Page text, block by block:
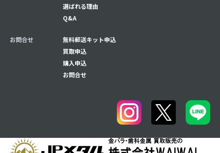
選ばれる理由
Q&A
お問合せ
無料郵送キット申込
買取申込
購入申込
お問合せ